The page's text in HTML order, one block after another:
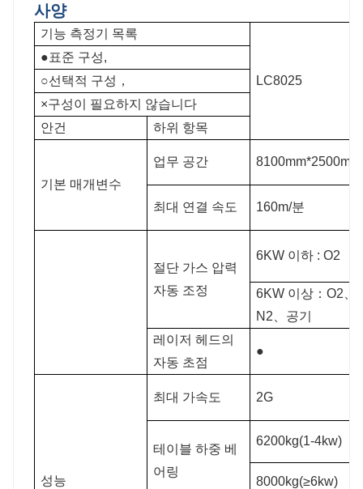
사양
기능 측정기 목록
LC8025
●표준 구성,
○선택적 구성，
×구성이 필요하지 않습니다
안건
하위 항목
기본 매개변수
업무 공간 8100mm*2500mm
최대 연결 속도 160m/분
절단 가스 압력
자동 조정
6KW 이하 : O2
6KW 이상：O2、
N2、공기
레이저 헤드의
자동 초점
●
성능
최대 가속도 2G
테이블 하중 베
어링
6200kg(1-4kw)
8000kg(≥6kw)